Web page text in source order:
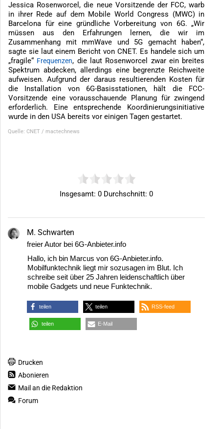
Jessica Rosenworcel, die neue Vorsitzende der FCC, warb
in ihrer Rede auf dem Mobile World Congress (MWC) in
Barcelona für eine gründliche Vorbereitung von 6G. „Wir
müssen aus den Erfahrungen lernen, die wir im
Zusammenhang mit mmWave und 5G gemacht haben“,
sagte sie laut einem Bericht von CNET. Es handele sich um
„fragile“ Frequenzen, die laut Rosenworcel zwar ein breites
Spektrum abdecken, allerdings eine begrenzte Reichweite
aufweisen. Aufgrund der daraus resultierenden Kosten für
die Installation von 6G-Basisstationen, hält die FCC-
Vorsitzende eine vorausschauende Planung für zwingend
erforderlich. Eine entsprechende Koordinierungsinitiative
wurde in den USA bereits vor einigen Tagen gestartet.
Quelle: CNET / mactechnews
Insgesamt:0 Durchschnitt:0
M. Schwarten
freier Autor bei 6G-Anbieter.info
Hallo, ich bin Marcus von 6G-Anbieter.info.
Mobilfunktechnik liegt mir sozusagen im Blut. Ich
schreibe seit über 25 Jahren leidenschaftlich über
mobile Gadgets und neue Funktechnik.
teilen teilen RSS-feed
teilen E-Mail
Drucken
Abonieren
Mail an die Redaktion
Forum